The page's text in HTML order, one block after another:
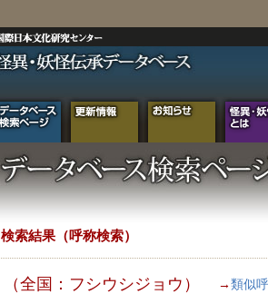
検索結果（呼称検索）
（全国：フシウシジョウ） → 類似